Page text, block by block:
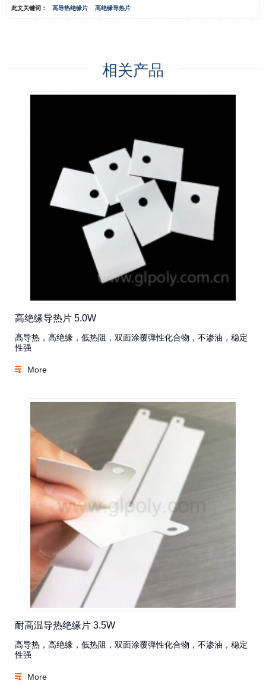
此文关键词： 高导热绝缘片 高绝缘导热片
相关产品
高绝缘导热片 5.0W
高导热，高绝缘，低热阻，双面涂覆弹性化合物，不渗油，稳定
性强
More
耐高温导热绝缘片 3.5W
高导热，高绝缘，低热阻，双面涂覆弹性化合物，不渗油，稳定
性强
More